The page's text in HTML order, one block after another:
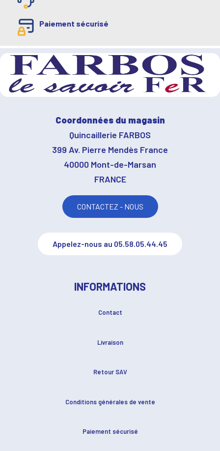
Paiement sécurisé
Coordonnées du magasin
Quincaillerie FARBOS
399 Av. Pierre Mendès France
40000 Mont-de-Marsan
FRANCE
CONTACTEZ - NOUS
Appelez-nous au 05.58.05.44.45
INFORMATIONS
Contact
Livraison
Retour SAV
Conditions générales de vente
Paiement sécurisé